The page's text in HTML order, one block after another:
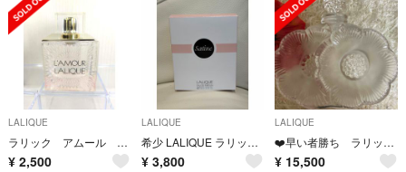
LALIQUE
ラリック アムール オードパルファム 100ml
¥ 2,500
LALIQUE
希少 LALIQUE ラリック サティーヌ オードパルファム 香水 100ml
¥ 3,800
LALIQUE
❤️早い者勝ち ラリック 希少 ドゥ・フルール 香水瓶 新品
¥ 15,500